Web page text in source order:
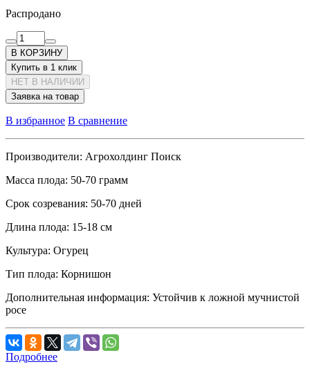
Распродано
В КОРЗИНУ
Купить в 1 клик
НЕТ В НАЛИЧИИ
Заявка на товар
В избранное В сравнение
Производители: Агрохолдинг Поиск
Масса плода: 50-70 грамм
Срок созревания: 50-70 дней
Длина плода: 15-18 см
Культура: Огурец
Тип плода: Корнишон
Дополнительная информация: Устойчив к ложной мучнистой
росе
Подробнее